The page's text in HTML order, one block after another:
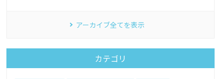
アーカイブ全てを表示
カテゴリ